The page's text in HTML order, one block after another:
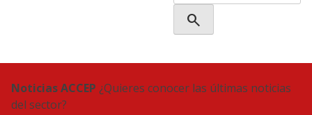
search
Noticias ACCEP ¿Quieres conocer las últimas noticias
del sector?